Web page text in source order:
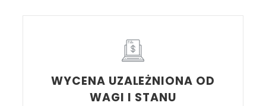
WYCENA UZALEŻNIONA OD
WAGI I STANU